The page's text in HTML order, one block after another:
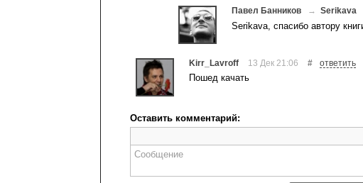
Павел Банников → Serikava
Serikava, спасибо автору
Kirr_Lavroff 13 Дек 21:06 # ответить
Пошед качать
Оставить комментарий: